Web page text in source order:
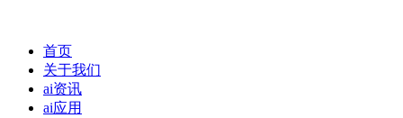
首页
关于我们
ai资讯
ai应用